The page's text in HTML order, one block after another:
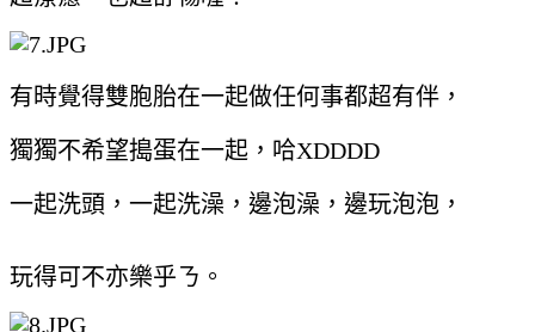
有時覺得雙胞胎在一起做任何事都超有伴，
獨獨不希望搗蛋在一起，哈XDDDD
一起洗頭，一起洗澡，邊泡澡，邊玩泡泡，
玩得可不亦樂乎ㄋ。